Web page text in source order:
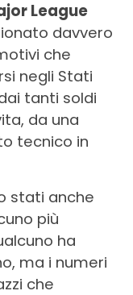
League
davvero
che
negli Stati
tanti soldi
da una
tecnico in
stati anche
più
ha
ma i numeri
che